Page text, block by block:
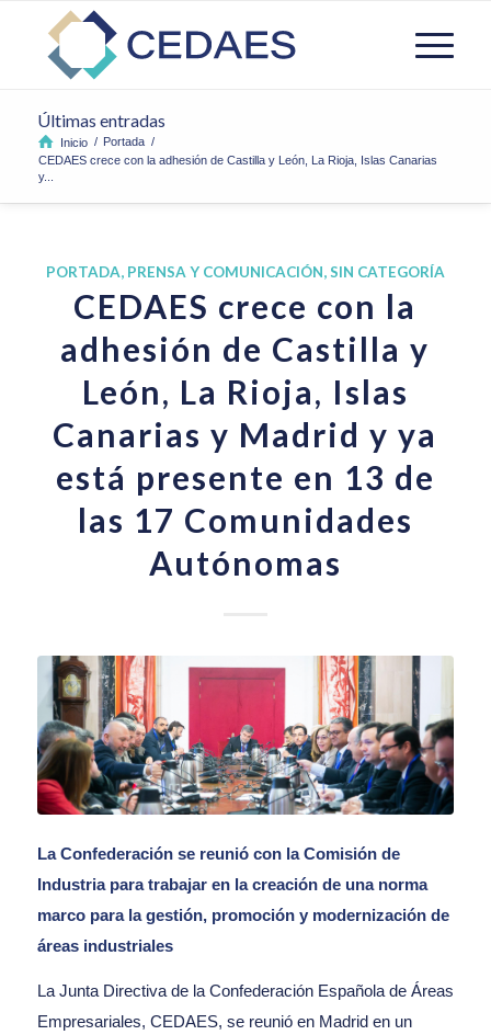
Últimas entradas
Inicio / Portada /
CEDAES crece con la adhesión de Castilla y León, La Rioja, Islas Canarias
y...
PORTADA, PRENSA Y COMUNICACIÓN,SIN CATEGORÍA
CEDAES crece con la
adhesión de Castilla y
León, La Rioja, Islas
Canarias y Madrid y ya
está presente en 13 de
las 17 Comunidades
Autónomas
La Confederación se reunió con la Comisión de
Industria para trabajar en la creación de una norma
marco para la gestión, promoción y modernización de
áreas industriales
La Junta Directiva de la Confederación Española de Áreas
Empresariales, CEDAES, se reunió en Madrid en un